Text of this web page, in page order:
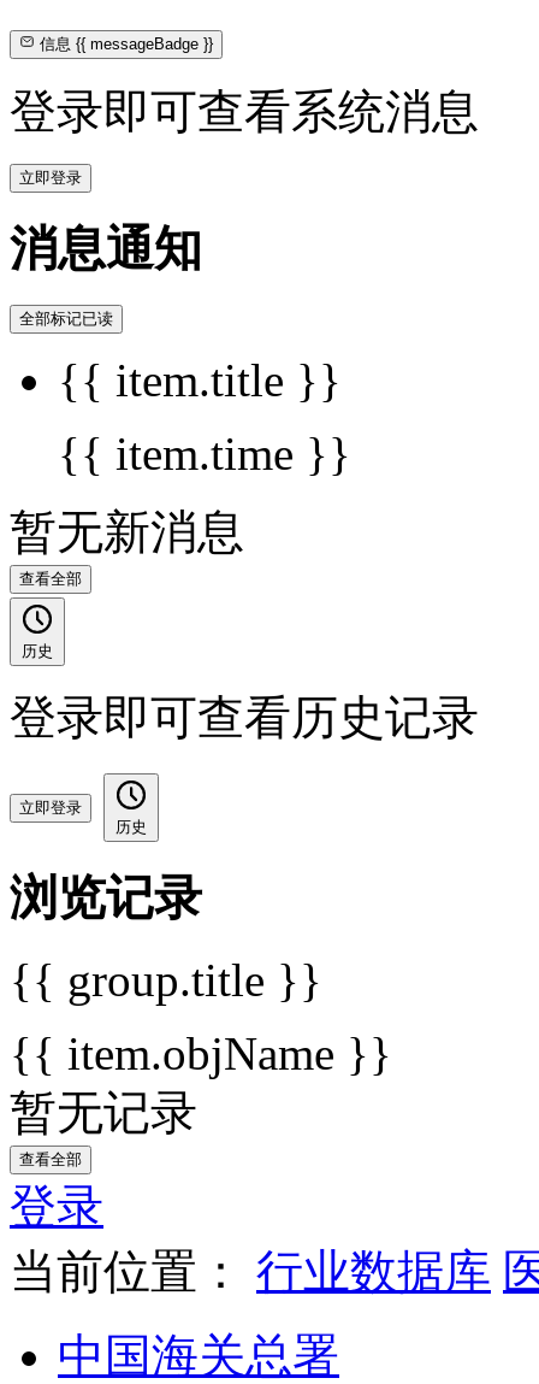
信息{{ messageBadge }}
登录即可查看系统消息
立即登录
消息通知
全部标记已读
{{ item.title }}
{{ item.time }}
暂无新消息
查看全部
历史
登录即可查看历史记录
立即登录
历史
浏览记录
{{ group.title }}
{{ item.objName }}
暂无记录
查看全部
登录
当前位置：
行业数据库
中国海关总署